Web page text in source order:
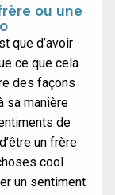
ou une
que d’avoir
ce que cela
des façons
sa manière
de
un frère
cool
un sentiment